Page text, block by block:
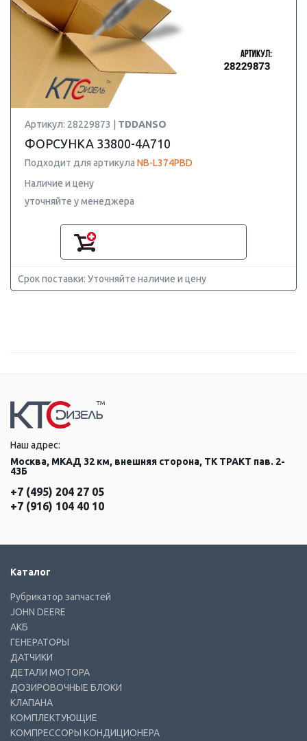
Артикул: 28229873 | TDDANSO
ФОРСУНКА 33800-4A710
Подходит для артикула NB-L374PBD
Наличие и цену
уточняйте у менеджера
Срок поставки: Уточняйте наличие и цену
Наш адрес:
Москва, МКАД 32 км, внешняя сторона, ТК ТРАКТ пав. 2-
43Б
+7 (495) 204 27 05
+7 (916) 104 40 10
Каталог
Рубрикатор запчастей
JOHN DEERE
АКБ
ГЕНЕРАТОРЫ
ДАТЧИКИ
ДЕТАЛИ МОТОРА
ДОЗИРОВОЧНЫЕ БЛОКИ
КЛАПАНА
КОМПЛЕКТУЮЩИЕ
КОМПРЕССОРЫ КОНДИЦИОНЕРА